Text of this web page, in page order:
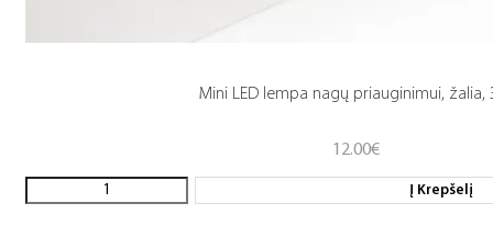
Mini LED lempa nagų priauginimui, žalia,
12.00€
Į Krepšelį